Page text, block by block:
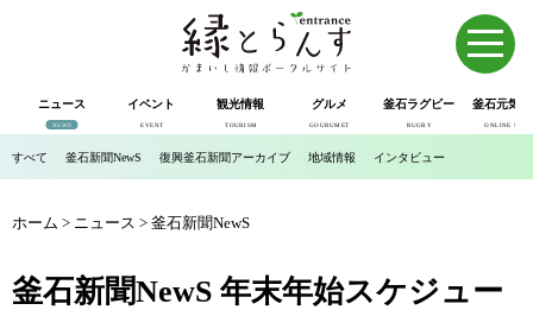
ニュース
NEWS
イベント
EVENT
観光情報
TOURISM
グルメ
GOURUMET
釜石ラグビー
RUGBY
釜石元気
ONLINE SHOP
すべて 釜石新聞NewS 復興釜石新聞アーカイブ 地域情報 インタビュー
ホーム > ニュース > 釜石新聞NewS
釜石新聞NewS 年末年始スケジュー